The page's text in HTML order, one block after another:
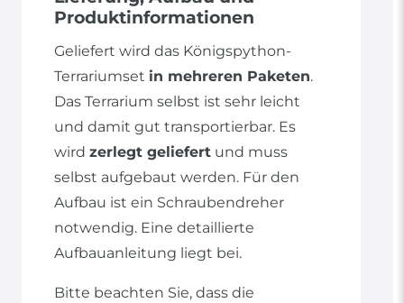
Produktinformationen
Geliefert wird das Königspython-
Terrariumset in mehreren Paketen.
Das Terrarium selbst ist sehr leicht
und damit gut transportierbar. Es
wird zerlegt geliefert und muss
selbst aufgebaut werden. Für den
Aufbau ist ein Schraubendreher
notwendig. Eine detaillierte
Aufbauanleitung liegt bei.
Bitte beachten Sie, dass die